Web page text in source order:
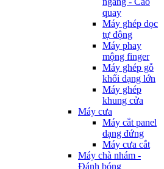
quay
Máy ghép dọc
tự động
Máy phay
mộng finger
Máy ghép gỗ
khối dạng lớn
Máy ghép
khung cửa
Máy cưa
Máy cắt panel
dạng đứng
Máy cưa cắt
Máy chà nhám -
Đánh bóng